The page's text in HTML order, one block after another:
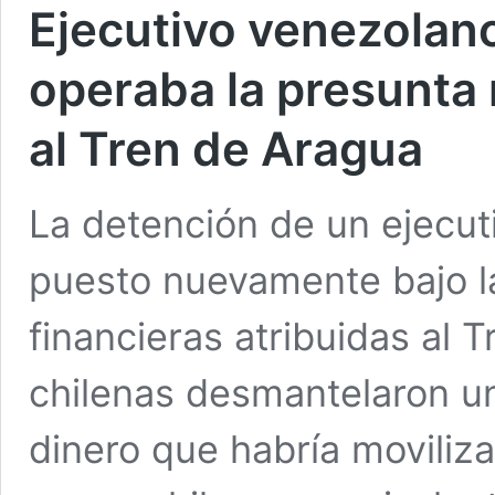
Ejecutivo
operaba la
al Tren de Aragua
La detención de un
puesto nuevamente bajo
financieras atribuidas al
chilenas desmantelaron
dinero que habría